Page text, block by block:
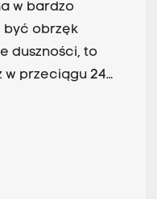
w bardzo
być obrzęk
duszności, to
w przeciągu 24